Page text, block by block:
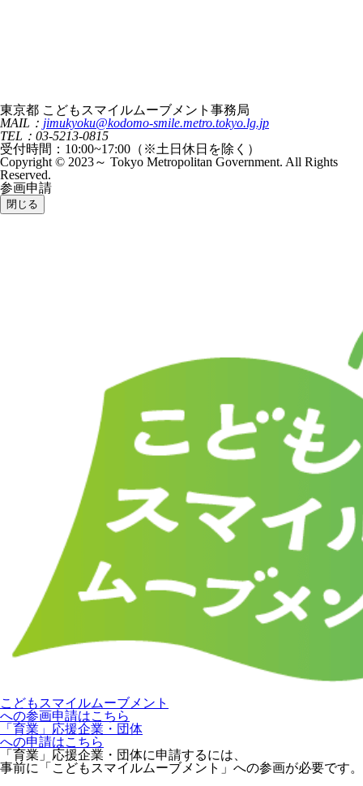
東京都 こどもスマイルムーブメント事務局
MAIL： jimukyoku@kodomo-smile.metro.tokyo.lg.jp
TEL：03-5213-0815
受付時間：10:00~17:00（※土日休日を除く）
Copyright © 2023～ Tokyo Metropolitan Government. All Rights
Reserved.
参画申請
閉じる
こどもスマイルムーブメント
への参画申請はこちら
「育業」応援企業・団体
への申請はこちら
「育業」応援企業・団体に申請するには、
事前に「こどもスマイルムーブメント」への参画が必要です。